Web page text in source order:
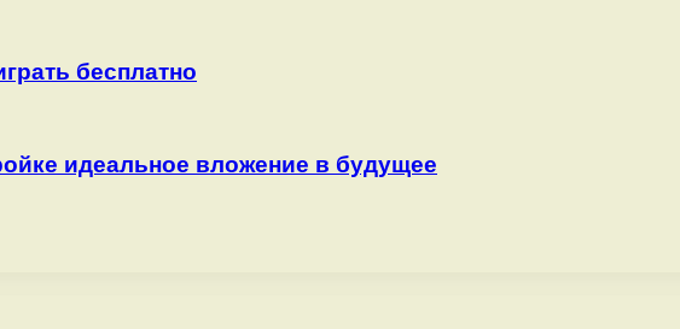
бесплатно
идеальное вложение в будущее